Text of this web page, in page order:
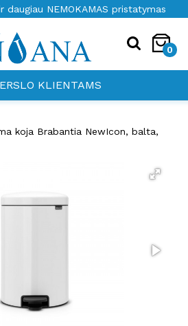
daugiau NEMOKAMAS pristatymas
0
KLIENTAMS
koja Brabantia NewIcon, balta,